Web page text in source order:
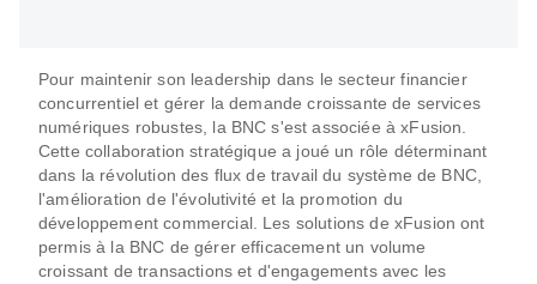
Pour maintenir son leadership dans le secteur financier
concurrentiel et gérer la demande croissante de services
numériques robustes, la BNC s'est associée à xFusion.
Cette collaboration stratégique a joué un rôle déterminant
dans la révolution des flux de travail du système de BNC,
l'amélioration de l'évolutivité et la promotion du
développement commercial. Les solutions de xFusion ont
permis à la BNC de gérer efficacement un volume
croissant de transactions et d'engagements avec les